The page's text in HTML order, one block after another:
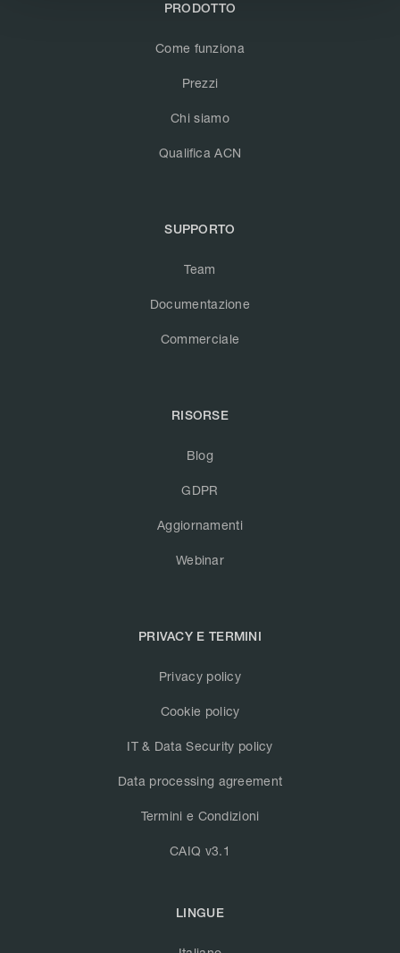
PRODOTTO
Come funziona
Prezzi
Chi siamo
Qualifica ACN
SUPPORTO
Team
Documentazione
Commerciale
RISORSE
Blog
GDPR
Aggiornamenti
Webinar
PRIVACY E TERMINI
Privacy policy
Cookie policy
IT & Data Security policy
Data processing agreement
Termini e Condizioni
CAIQ v3.1
LINGUE